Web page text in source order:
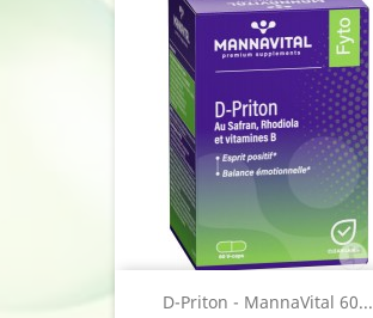
D-Priton - MannaVital 60...